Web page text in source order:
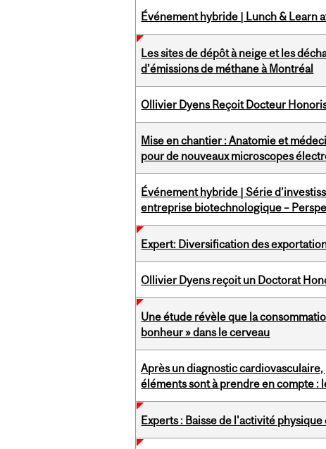
Événement hybride | Lunch & Learn
Les sites de dépôt à neige et les
d’émissions de méthane à Montréal
Ollivier Dyens Reçoit Docteur
Mise en chantier : Anatomie et
pour de nouveaux microscopes
Événement hybride | Série
entreprise biotechnologique –
Expert: Diversification des
Ollivier Dyens reçoit un Doctorat
Une étude révèle que la
bonheur » dans le cerveau
Après un diagnostic
éléments sont à prendre en compte :
Experts : Baisse de l'activité